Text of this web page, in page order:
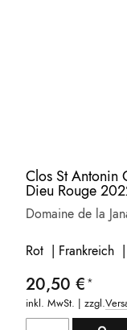
Clos St Antonin
Dieu Rouge
Domaine de la
Rot | Frankreich |
20,50 €
inkl. MwSt. | zzgl.